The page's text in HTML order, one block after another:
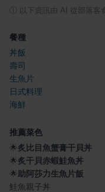
ⓘ 以下資訊由 AI 從部落客
餐種
丼飯
壽司
生魚片
日式料理
海鮮
推薦菜色
🌟炙比目魚蟹膏干貝丼
🌟炙干貝赤蝦鮭魚丼
🌟 助阿莎力生魚片飯
鮭魚親子丼